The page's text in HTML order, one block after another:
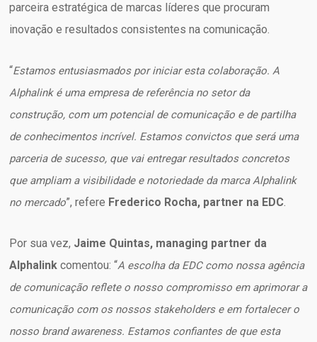
parceira estratégica de marcas líderes que procuram
inovação e resultados consistentes na comunicação.
“Estamos entusiasmados por iniciar esta colaboração. A
Alphalink é uma empresa de referência no setor da
construção, com um potencial de comunicação e de partilha
de conhecimentos incrível. Estamos convictos que será uma
parceria de sucesso, que vai entregar resultados concretos
que ampliam a visibilidade e notoriedade da marca Alphalink
no mercado”, refere Frederico Rocha, partner na EDC.
Por sua vez, Jaime Quintas, managing partner da
Alphalink comentou: “A escolha da EDC como nossa agência
de comunicação reflete o nosso compromisso em aprimorar a
comunicação com os nossos stakeholders e em fortalecer o
nosso brand awareness. Estamos confiantes de que esta